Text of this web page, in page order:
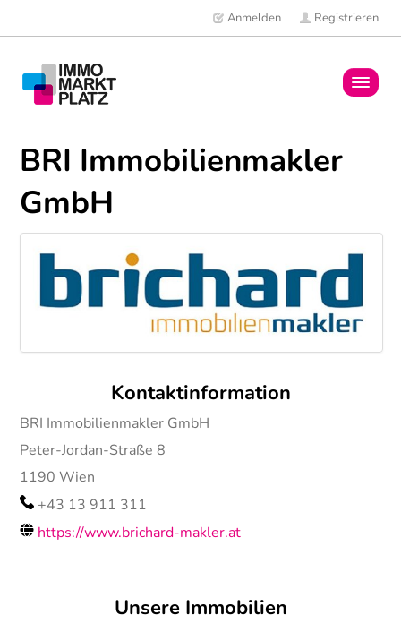
Anmelden Registrieren
Mitglieder
News
BRI Immobilienmakler
GmbH
Kontaktinformation
BRI Immobilienmakler GmbH
Peter-Jordan-Straße 8
1190Wien
+43 13 911 311
https://www.brichard-makler.at
Unsere Immobilien